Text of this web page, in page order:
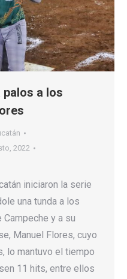
palos a los
2022
iniciaron la serie
una tunda a los
Campeche y a su
Manuel Flores, cuyo
lo mantuvo el tiempo
11 hits, entre ellos